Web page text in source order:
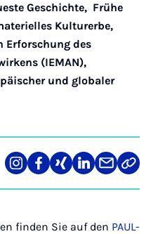
Geschichte, Frühe
Kulturerbe,
des
(IEMAN),
und globaler
Share
on
Teilen
auf
Teilen
auf
Teilen
auf
Teilen
über
Mail
Link
finden Sie auf den PAUL-